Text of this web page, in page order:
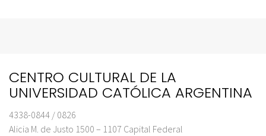
CENTRO CULTURAL DE LA
UNIVERSIDAD CATÓLICA ARGENTINA
4338-0844 / 0826
Alicia M. de Justo 1500 – 1107 Capital Federal